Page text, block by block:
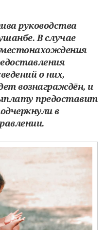
руководства
В случае
о них,
вознаграждён, и
предоставит
в